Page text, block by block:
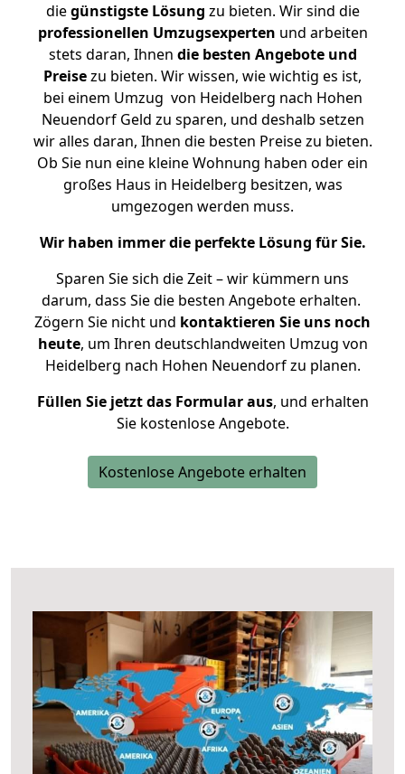
diegünstigste Lösung zu bieten. Wir sind die
professionellen Umzugsexperten und arbeiten
stets daran, Ihnen die besten Angebote und
Preisezu bieten. Wir wissen, wie wichtig es ist,
bei einem Umzug von Heidelberg nach Hohen
Neuendorf Geld zu sparen, und deshalb setzen
wir alles daran, Ihnen die besten Preise zu bieten.
Ob Sie nun eine kleine Wohnung haben oder ein
großes Haus in Heidelberg besitzen, was
umgezogen werden muss.
Wir haben immer die perfekte Lösung für Sie.
Sparen Sie sich die Zeit – wir kümmern uns
darum, dass Sie die besten Angebote erhalten.
Zögern Sie nicht und kontaktieren Sie uns noch
heute, um Ihren deutschlandweiten Umzug von
Heidelberg nach Hohen Neuendorf zu planen.
Füllen Sie jetzt das Formular aus, und erhalten
Sie kostenlose Angebote.
Kostenlose Angebote erhalten